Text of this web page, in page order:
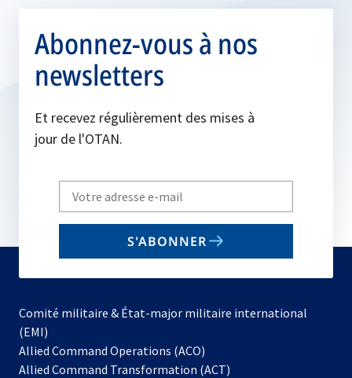
Abonnez-vous à nos
newsletters
Et recevez régulièrement des mises à
jour de l'OTAN.
Write
your
email
S'ABONNER
Comité militaire & État-major militaire international
(EMI)
Allied Command Operations (ACO)
dans
Allied Command Transformation (ACT)